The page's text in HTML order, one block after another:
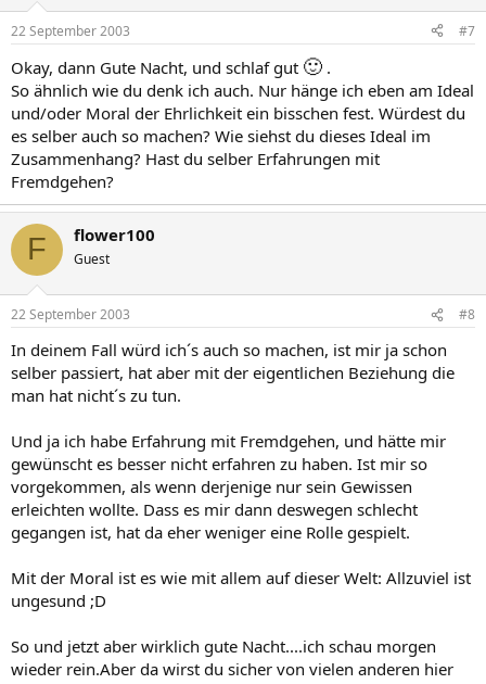
22 September 2003 #7
Okay, dann Gute Nacht, und schlaf gut 🙂 .
So ähnlich wie du denk ich auch. Nur hänge ich eben am Ideal
und/oder Moral der Ehrlichkeit ein bisschen fest. Würdest du
es selber auch so machen? Wie siehst du dieses Ideal im
Zusammenhang? Hast du selber Erfahrungen mit
Fremdgehen?
F flower100
Guest
22 September 2003 #8
In deinem Fall würd ich´s auch so machen, ist mir ja schon
selber passiert, hat aber mit der eigentlichen Beziehung die
man hat nicht´s zu tun.
Und ja ich habe Erfahrung mit Fremdgehen, und hätte mir
gewünscht es besser nicht erfahren zu haben. Ist mir so
vorgekommen, als wenn derjenige nur sein Gewissen
erleichten wollte. Dass es mir dann deswegen schlecht
gegangen ist, hat da eher weniger eine Rolle gespielt.
Mit der Moral ist es wie mit allem auf dieser Welt: Allzuviel ist
ungesund ;D
So und jetzt aber wirklich gute Nacht....ich schau morgen
wieder rein.Aber da wirst du sicher von vielen anderen hier